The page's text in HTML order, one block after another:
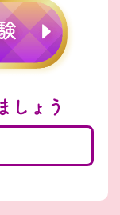
しょう